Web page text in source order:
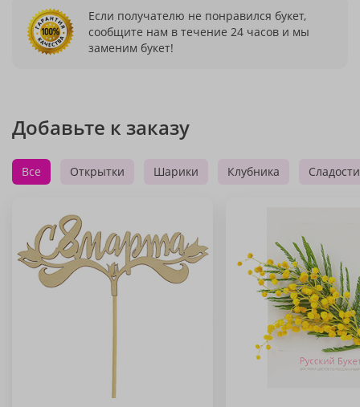
Если получателю не понравился букет,
сообщите нам в течение 24 часов и мы
заменим букет!
Добавьте к заказу
Все Открытки Шарики Клубника Сладости